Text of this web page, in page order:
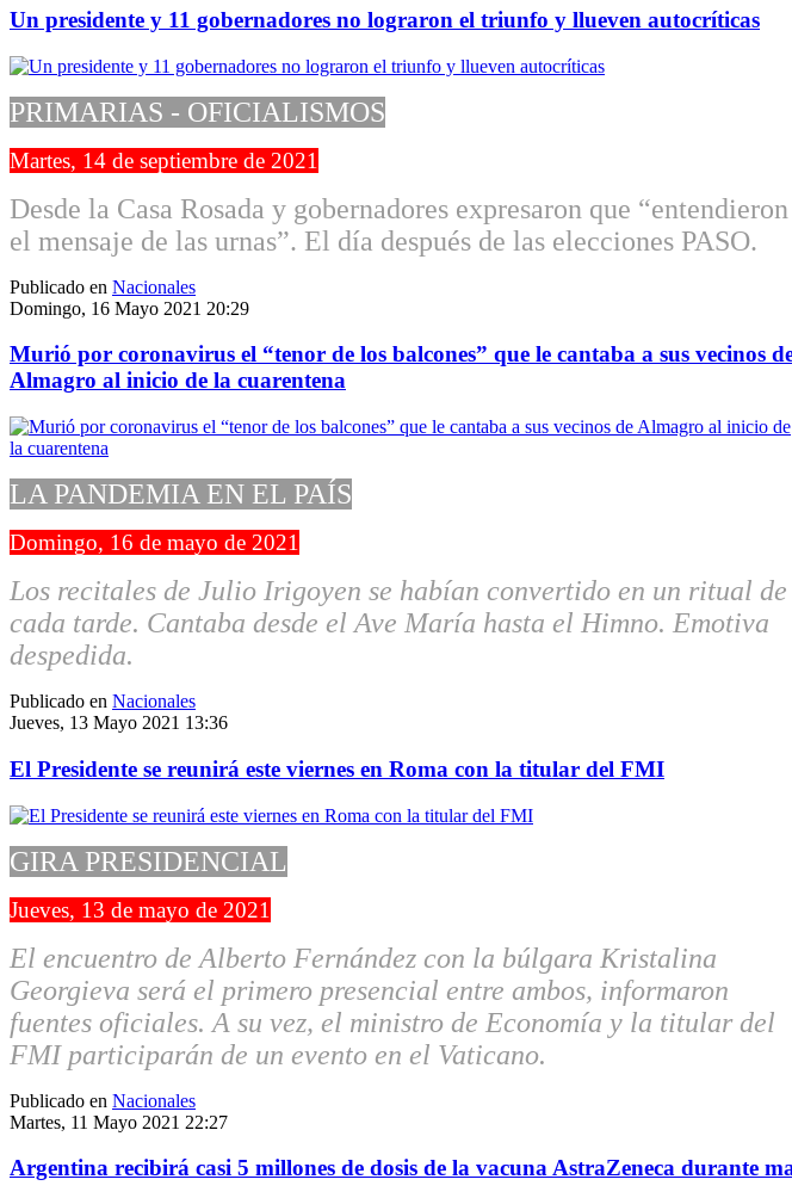
Un presidente y 11 gobernadores no lograron el triunfo y llueven autocríticas
PRIMARIAS - OFICIALISMOS
Martes, 14 de septiembre de 2021
Desde la Casa Rosada y gobernadores expresaron que “entendieron
el mensaje de las urnas”. El día después de las elecciones PASO.
Publicado en Nacionales
Domingo, 16 Mayo 2021 20:29
Murió por coronavirus el “tenor de los balcones” que le cantaba a sus vecinos
Almagro al inicio de la cuarentena
LA PANDEMIA EN EL PAÍS
Domingo, 16 de mayo de 2021
Los recitales de Julio Irigoyen se habían convertido en un ritual de
cada tarde. Cantaba desde el Ave María hasta el Himno. Emotiva
despedida.
Publicado en Nacionales
Jueves, 13 Mayo 2021 13:36
El Presidente se reunirá este viernes en Roma con la titular del FMI
GIRA PRESIDENCIAL
Jueves, 13 de mayo de 2021
El encuentro de Alberto Fernández con la búlgara Kristalina
Georgieva será el primero presencial entre ambos, informaron
fuentes oficiales. A su vez, el ministro de Economía y la titular del
FMI participarán de un evento en el Vaticano.
Publicado en Nacionales
Martes, 11 Mayo 2021 22:27
Argentina recibirá casi 5 millones de dosis de la vacuna AstraZeneca durante